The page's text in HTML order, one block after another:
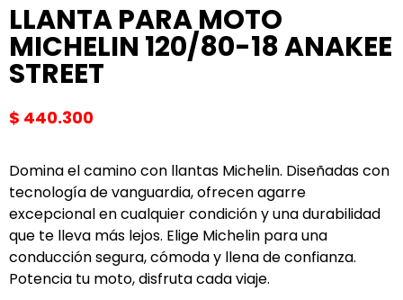
LLANTA PARA MOTO
MICHELIN 120/80-18 ANAKEE
STREET
$ 440.300
Domina el camino con llantas Michelin. Diseñadas con
tecnología de vanguardia, ofrecen agarre
excepcional en cualquier condición y una durabilidad
que te lleva más lejos. Elige Michelin para una
conducción segura, cómoda y llena de confianza.
Potencia tu moto, disfruta cada viaje.